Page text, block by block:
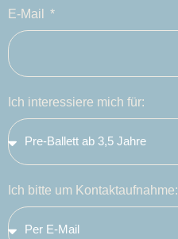
E-Mail
Ich interessiere mich für:
Ich bitte um Kontaktaufnahme: